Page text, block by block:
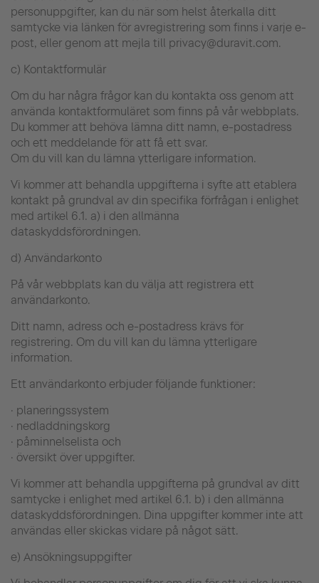
personuppgifter, kan du när som helst återkalla ditt
samtycke via länken för avregistrering som finns i varje e-
post, eller genom att mejla till privacy@duravit.com.
c) Kontaktformulär
Om du har några frågor kan du kontakta oss genom att
använda kontaktformuläret som finns på vår webbplats.
Du kommer att behöva lämna ditt namn, e-postadress
och ett meddelande för att få ett svar.
Om du vill kan du lämna ytterligare information.
Vi kommer att behandla uppgifterna i syfte att etablera
kontakt på grundval av din specifika förfrågan i enlighet
med artikel 6.1. a) i den allmänna
dataskyddsförordningen.
d) Användarkonto
På vår webbplats kan du välja att registrera ett
användarkonto.
Ditt namn, adress och e-postadress krävs för
registrering. Om du vill kan du lämna ytterligare
information.
Ett användarkonto erbjuder följande funktioner:
· planeringssystem
· nedladdningskorg
· påminnelselista och
· översikt över uppgifter.
Vi kommer att behandla uppgifterna på grundval av ditt
samtycke i enlighet med artikel 6.1. b) i den allmänna
dataskyddsförordningen. Dina uppgifter kommer inte att
användas eller skickas vidare på något sätt.
e) Ansökningsuppgifter